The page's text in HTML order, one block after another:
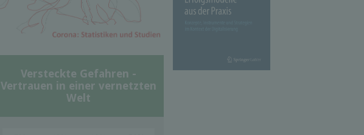
Versteckte Gefahren -
Vertrauen in einer vernetzten
Welt